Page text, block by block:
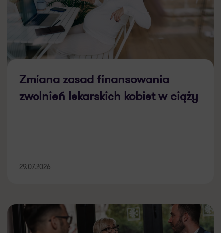
Zmiana zasad finansowania
zwolnień lekarskich kobiet w ciąży
29.07.2026